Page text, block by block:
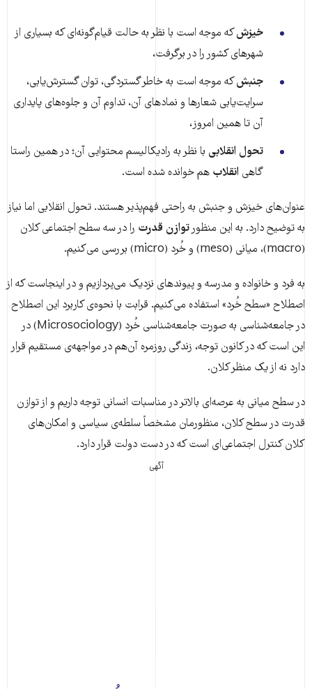
خیزشکه موجه است با نظر به حالت قیام‌گونه‌ای که بسیاری از
شهرهای کشور را در برگرفت،
جنبشکه موجه است به خاطر گستردگی، توان گسترش‌یابی،
سرایت‌یابی شعارها و نمادهای آن، تداوم آن و جلوه‌های پایداری
آن تا همین امروز،
تحول انقلابی با نظر به رادیکالیسم محتوایی آن؛ در همین راستا
گاهی انقلاب هم خوانده شده است.
عنوان‌های خیزش و جنبش به راحتی فهم‌پذیر هستند. تحول انقلابی اما نیاز
به توضیح دارد. به این منظورتوازن قدرت را در سه سطح اجتماعی کلان
(macro)، میانی (meso) و خُرد (micro) بررسی می‌کنیم.
به فرد و خانواده و مدرسه و پیوندهای نزدیک می‌پردازیم و در اینجاست که از
اصطلاح «سطح خُرد» استفاده می‌کنیم. قرابت با نحوه‌ی کاربرد این اصطلاح
در جامعه‌شناسی به صورت جامعه‌شناسی خُرد (Microsociology) در
این است که در کانون توجه، زندگی روزمره آن‌هم در مواجهه‌ی مستقیم قرار
دارد نه از یک منظر کلان.
در سطح میانی به عرصه‌ای بالاتر در مناسبات انسانی توجه داریم و از توازن
قدرت در سطح کلان، منظورمان مشخصاً سلطه‌ی سیاسی و امکان‌های
کلان کنترل اجتماعی‌ای است که در دست دولت قرار دارد.
آگهی